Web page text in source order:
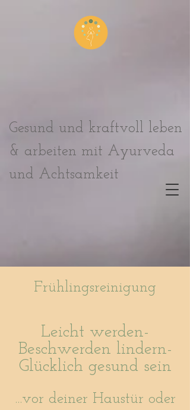
Gesund und kraftvoll leben
& arbeiten mit Ayurveda
und Achtsamkeit
Frühlingsreinigung
Leicht werden-
Beschwerden lindern-
Glücklich gesund sein
...vor deiner Haustür oder